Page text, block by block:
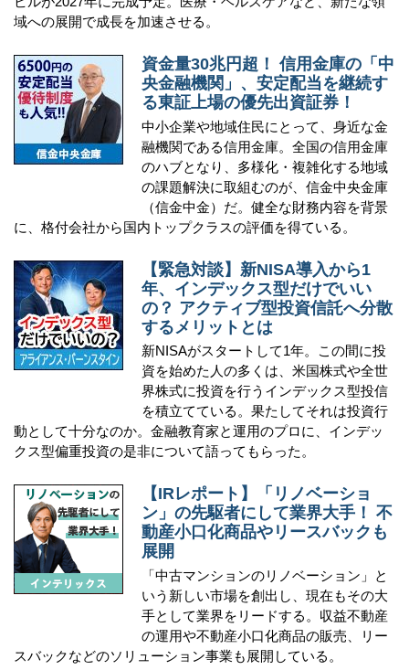
域への展開で成長を加速させる。
資金量30兆円超！ 信用金庫の「中
央金融機関」、安定配当を継続す
る東証上場の優先出資証券！
中小企業や地域住民にとって、身近な金
融機関である信用金庫。全国の信用金庫
のハブとなり、多様化・複雑化する地域
の課題解決に取組むのが、信金中央金庫
（信金中金）だ。健全な財務内容を背景
に、格付会社から国内トップクラスの評価を得ている。
【緊急対談】新NISA導入から1
年、インデックス型だけでいい
の？ アクティブ型投資信託へ分散
するメリットとは
新NISAがスタートして1年。この間に投
資を始めた人の多くは、米国株式や全世
界株式に投資を行うインデックス型投信
を積立てている。果たしてそれは投資行
動として十分なのか。金融教育家と運用のプロに、インデッ
クス型偏重投資の是非について語ってもらった。
【IRレポート】「リノベーショ
ン」の先駆者にして業界大手！ 不
動産小口化商品やリースバックも
展開
「中古マンションのリノベーション」と
いう新しい市場を創出し、現在もその大
手として業界をリードする。収益不動産
の運用や不動産小口化商品の販売、リー
スバックなどのソリューション事業も展開している。